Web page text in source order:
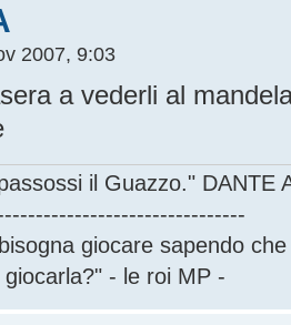
2007, 9:03
a vederli al
il Guazzo." DANTE
giocare sapendo
- le roi MP -